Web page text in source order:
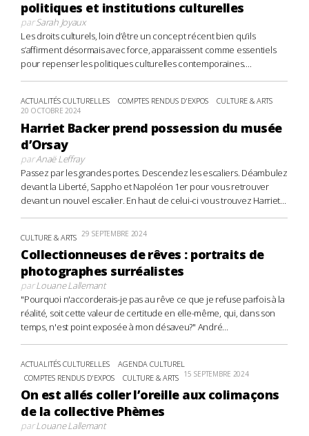
politiques et institutions culturelles
parSarah Joyaux
Les droits culturels, loin d’être un concept récent bien qu’ils
s’affirment désormais avec force, apparaissent comme essentiels
pour repenser les politiques culturelles contemporaines....
ACTUALITÉS CULTURELLES COMPTES RENDUS D'EXPOS CULTURE & ARTS
20 OCTOBRE 2024
Harriet Backer prend possession du musée
d’Orsay
parAnaë Leffray
Passez par les grandes portes. Descendez les escaliers. Déambulez
devant la Liberté, Sappho et Napoléon 1er pour vous retrouver
devant un nouvel escalier. En haut de celui-ci vous trouvez Harriet...
CULTURE & ARTS 29 SEPTEMBRE 2024
Collectionneuses de rêves : portraits de
photographes surréalistes
parLouane Lallemant
"Pourquoi n'accorderais-je pas au rêve ce que je refuse parfois à la
réalité, soit cette valeur de certitude en elle-même, qui, dans son
temps, n'est point exposée à mon désaveu?" André...
ACTUALITÉS CULTURELLES
AGENDA CULTUREL
COMPTES RENDUS D'EXPOS
CULTURE & ARTS 15 SEPTEMBRE 2024
On est allés coller l’oreille aux colimaçons
de la collective Phèmes
parLouane Lallemant